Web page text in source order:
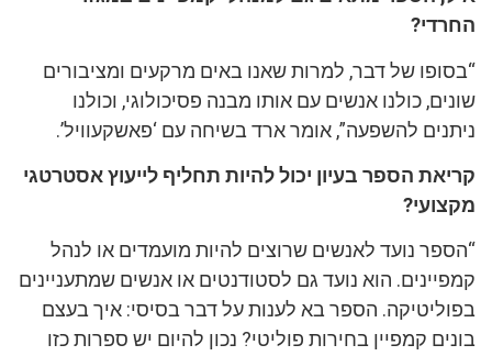
החרדי?
“בסופו של דבר, למרות שאנו באים מרקעים ומציבורים
שונים, כולנו אנשים עם אותו מבנה פסיכולוגי, וכולנו
ניתנים להשפעה”, אומר ארד בשיחה עם ‘פאשקעוויל’.
קריאת הספר בעיון יכול להיות תחליף לייעוץ אסטרטגי
מקצועי?
“הספר נועד לאנשים שרוצים להיות מועמדים או לנהל
קמפיינים. הוא נועד גם לסטודנטים או אנשים שמתעניינים
בפוליטיקה. הספר בא לענות על דבר בסיסי: איך בעצם
בונים קמפיין בחירות פוליטי? נכון להיום יש ספרות כזו